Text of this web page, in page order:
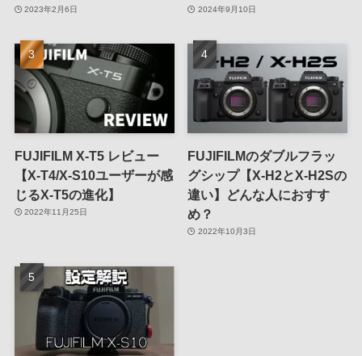
2023年2月6日 2024年9月10日
FUJIFILM X-T5 レビュー
【X-T4/X-S10ユーザーが感
じるX-T5の進化】
2022年11月25日
FUJIFILMのダブルフラッ
グシップ【X-H2とX-H2Sの
違い】どんな人におすす
め？
2022年10月3日